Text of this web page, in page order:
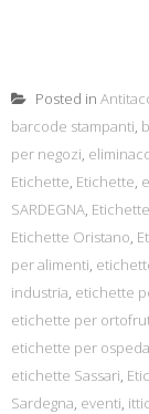
Posted in
barcode stampanti,
per negozi,
Etichette, Etichette,
SARDEGNA,
Etichette Oristano,
per alimenti,
industria, etichette
etichette per
etichette per
etichette Sassari,
Sardegna, eventi,